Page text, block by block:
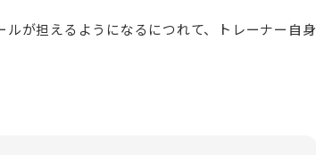
ルが担えるようになるにつれて、トレーナー自身